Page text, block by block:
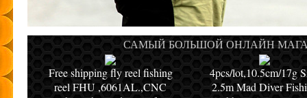
САМЫЙ БОЛЬШОЙ ОНЛАЙН
Free shipping fly reel fishing
reel FHU ,6061AL.,CNC
4pcs/lot,10.5cm/17g
2.5m Mad Diver